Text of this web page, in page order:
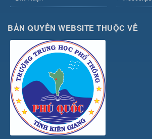
BẢN QUYỀN WEBSITE THUỘC VỀ